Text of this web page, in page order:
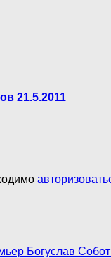
21.5.2011
Богуслав